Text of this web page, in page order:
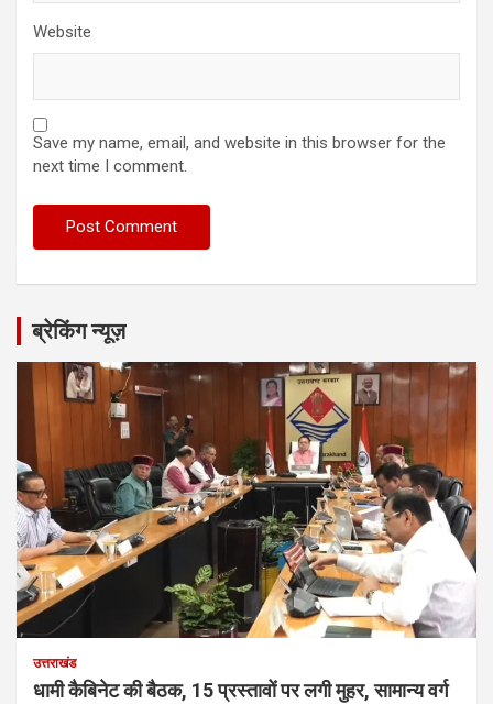
Website
Save my name, email, and website in this browser for the
next time I comment.
ब्रेकिंग न्यूज़
उत्तराखंड
धामी कैबिनेट की बैठक, 15 प्रस्तावों पर लगी मुहर, सामान्य वर्ग